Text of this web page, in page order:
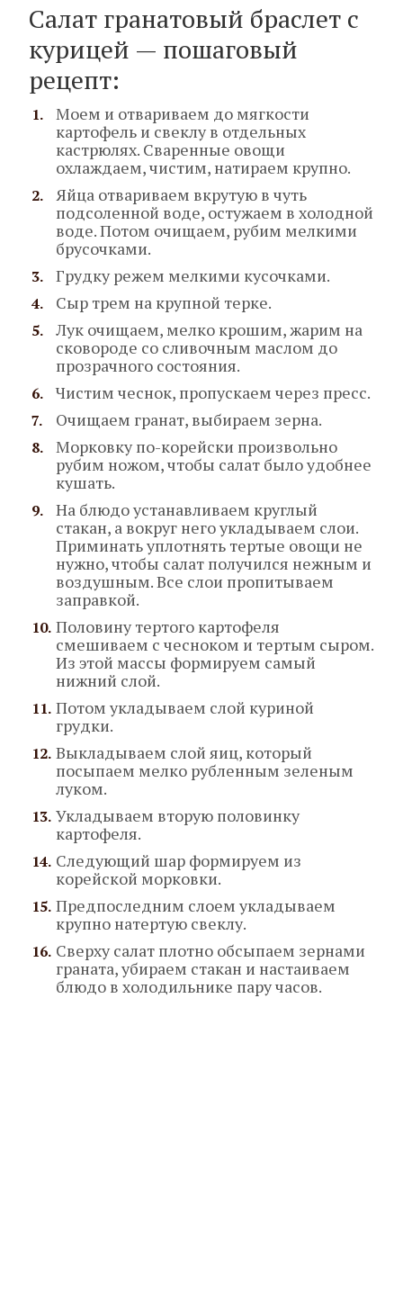
Салат гранатовый браслет с
курицей — пошаговый
рецепт:
Моем и отвариваем до мягкости
картофель и свеклу в отдельных
кастрюлях. Сваренные овощи
охлаждаем, чистим, натираем крупно.
Яйца отвариваем вкрутую в чуть
подсоленной воде, остужаем в холодной
воде. Потом очищаем, рубим мелкими
брусочками.
Грудку режем мелкими кусочками.
Сыр трем на крупной терке.
Лук очищаем, мелко крошим, жарим на
сковороде со сливочным маслом до
прозрачного состояния.
Чистим чеснок, пропускаем через пресс.
Очищаем гранат, выбираем зерна.
Морковку по-корейски произвольно
рубим ножом, чтобы салат было удобнее
кушать.
На блюдо устанавливаем круглый
стакан, а вокруг него укладываем слои.
Приминать уплотнять тертые овощи не
нужно, чтобы салат получился нежным и
воздушным. Все слои пропитываем
заправкой.
Половину тертого картофеля
смешиваем с чесноком и тертым сыром.
Из этой массы формируем самый
нижний слой.
Потом укладываем слой куриной
грудки.
Выкладываем слой яиц, который
посыпаем мелко рубленным зеленым
луком.
Укладываем вторую половинку
картофеля.
Следующий шар формируем из
корейской морковки.
Предпоследним слоем укладываем
крупно натертую свеклу.
Сверху салат плотно обсыпаем зернами
граната, убираем стакан и настаиваем
блюдо в холодильнике пару часов.